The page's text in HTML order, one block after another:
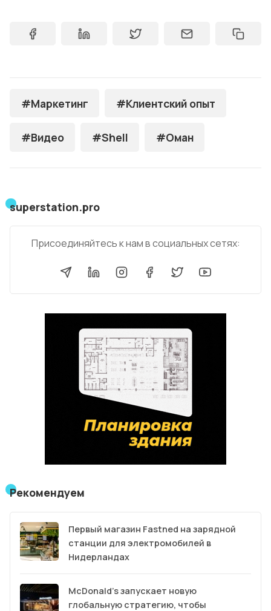
#Маркетинг #Клиентский опыт
#Видео #Shell #Оман
superstation.pro
Присоединяйтесь к нам в социальных сетях:
Рекомендуем
Первый магазин Fastned на зарядной
станции для электромобилей в
Нидерландах
McDonald’s запускает новую
глобальную стратегию, чтобы